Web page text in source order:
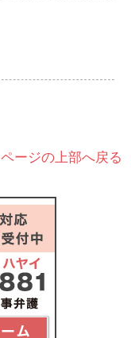
ページの上部へ戻る